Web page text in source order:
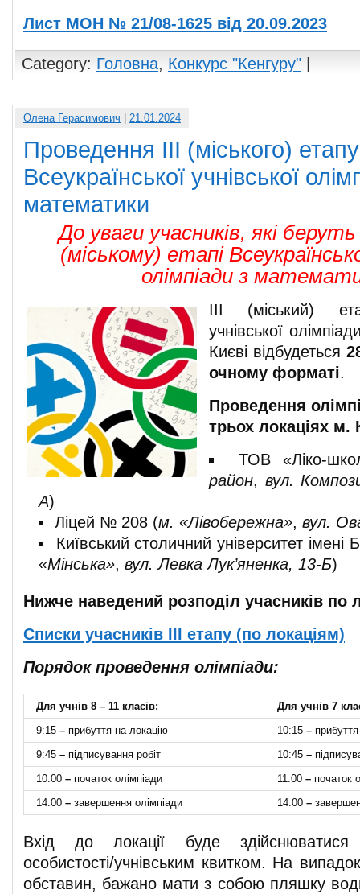
Лист МОН № 21/08-1625 від 20.09.2023
Category: Головна, Конкурс "Кенгуру" |
Олена Герасимович | 21.01.2024
Проведення ІІІ (міського) етапу
Всеукраїнської учнівської
математики
До уваги учасників, які беруть
(міському) етапі
олімпіади з
ІІІ (міський)
учнівської
Києві відбудеться
очному форматі.
Проведення
трьох локаціях м.
ТОВ «Ліко-
район, вул.
А)
Ліцей № 208 (м. «Лівобережна», вул.
Київський столичний університет імені
«Мінська»,вул. Левка Лук’яненка, 13-Б)
Нижче наведений розподіл учасників по
Списки учасників ІІІ етапу (по локаціям)
Порядок проведення олімпіади:
Для учнів 8 – 11 класів:
Для учнів 7
9:15 – прибуття на локацію 10:15 –
9:45 – підписування робіт 10:45 –
10:00 – початок олімпіади 11:00 – початок
14:00 – завершення олімпіади 14:00 –
Вхід до локації буде здійснюватися
особистості/учнівським квитком. На
обставин, бажано мати з собою пляшку